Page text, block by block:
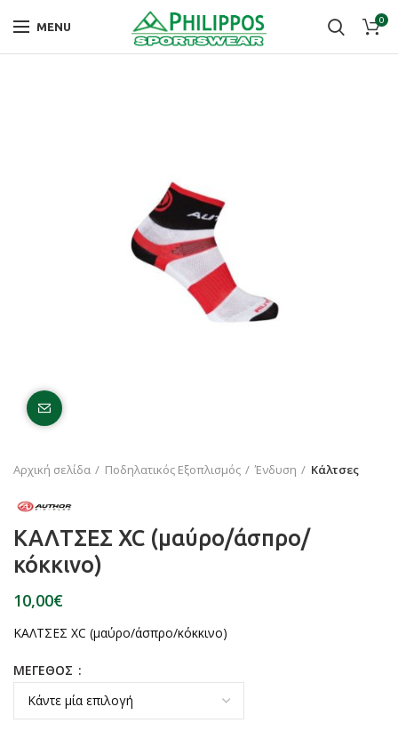
MENU 0
Αρχική σελίδα Ποδηλατικός Εξοπλισμός Ένδυση Κάλτσες
ΚΑΛΤΣΕΣ XC (μαύρο/άσπρο/
κόκκινο)
€
ΚΑΛΤΣΕΣ XC (μαύρο/άσπρο/κόκκινο)
ΜΕΓΕΘΟΣ